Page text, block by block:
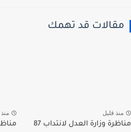
قد تهمك
قليل
مناظرة وزارة العدل لانتداب 87
منذ يوم